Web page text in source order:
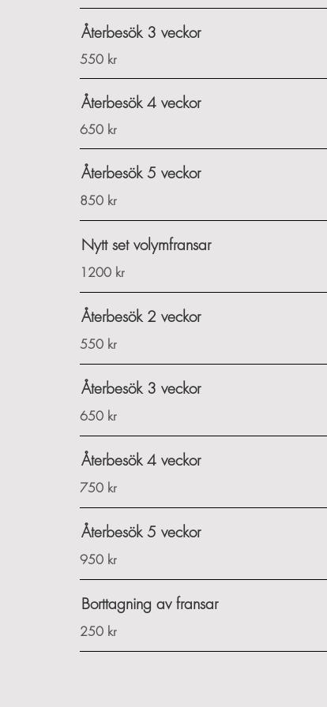
Återbesök 3 veckor
550 kr
Återbesök 4 veckor
650 kr
Återbesök 5 veckor
850 kr
Nytt set volymfransar
1200 kr
Återbesök 2 veckor
550 kr
Återbesök 3 veckor
650 kr
Återbesök 4 veckor
750 kr
Återbesök 5 veckor
950 kr
Borttagning av fransar
250 kr